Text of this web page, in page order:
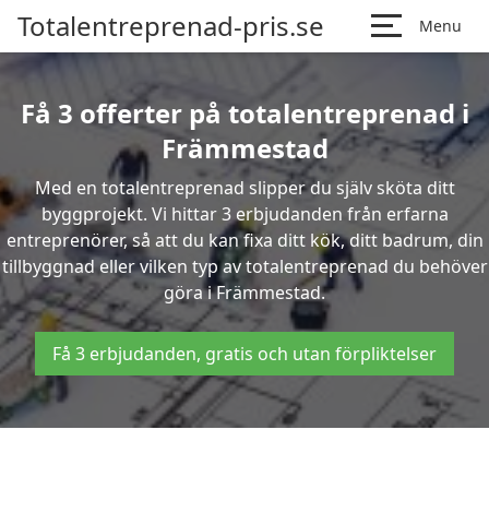
Totalentreprenad-pris.se Menu
Få 3 offerter på totalentreprenad i
Främmestad
Med en totalentreprenad slipper du själv sköta ditt
byggprojekt. Vi hittar 3 erbjudanden från erfarna
entreprenörer, så att du kan fixa ditt kök, ditt badrum, din
tillbyggnad eller vilken typ av totalentreprenad du behöver
göra i Främmestad.
Få 3 erbjudanden, gratis och utan förpliktelser